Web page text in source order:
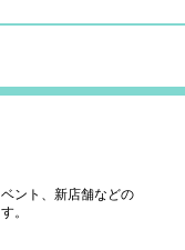
ント、新店舗などの
。